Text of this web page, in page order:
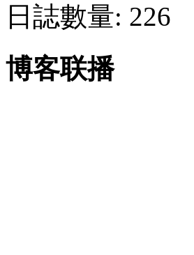
日誌數量: 226
博客联播